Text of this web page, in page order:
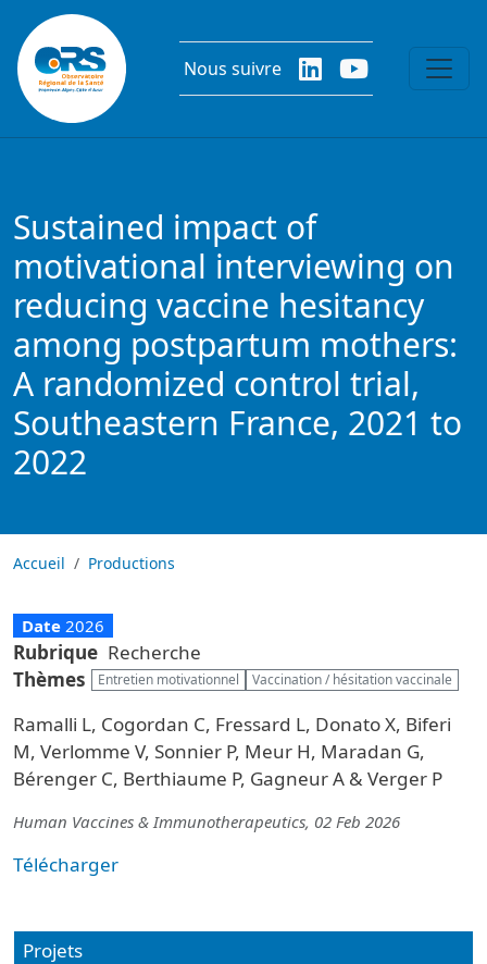
Aller au contenu principal
Nous suivre
Sustained impact of
motivational interviewing on
reducing vaccine hesitancy
among postpartum mothers:
A randomized control trial,
Southeastern France, 2021 to
2022
Accueil Productions
Date 2026
Rubrique Recherche
Thèmes
Entretien motivationnel Vaccination / hésitation vaccinale
Ramalli L, Cogordan C, Fressard L, Donato X, Biferi
M, Verlomme V, Sonnier P, Meur H, Maradan G,
Bérenger C, Berthiaume P, Gagneur A & Verger P
Human Vaccines & Immunotherapeutics, 02 Feb 2026
Télécharger
Projets